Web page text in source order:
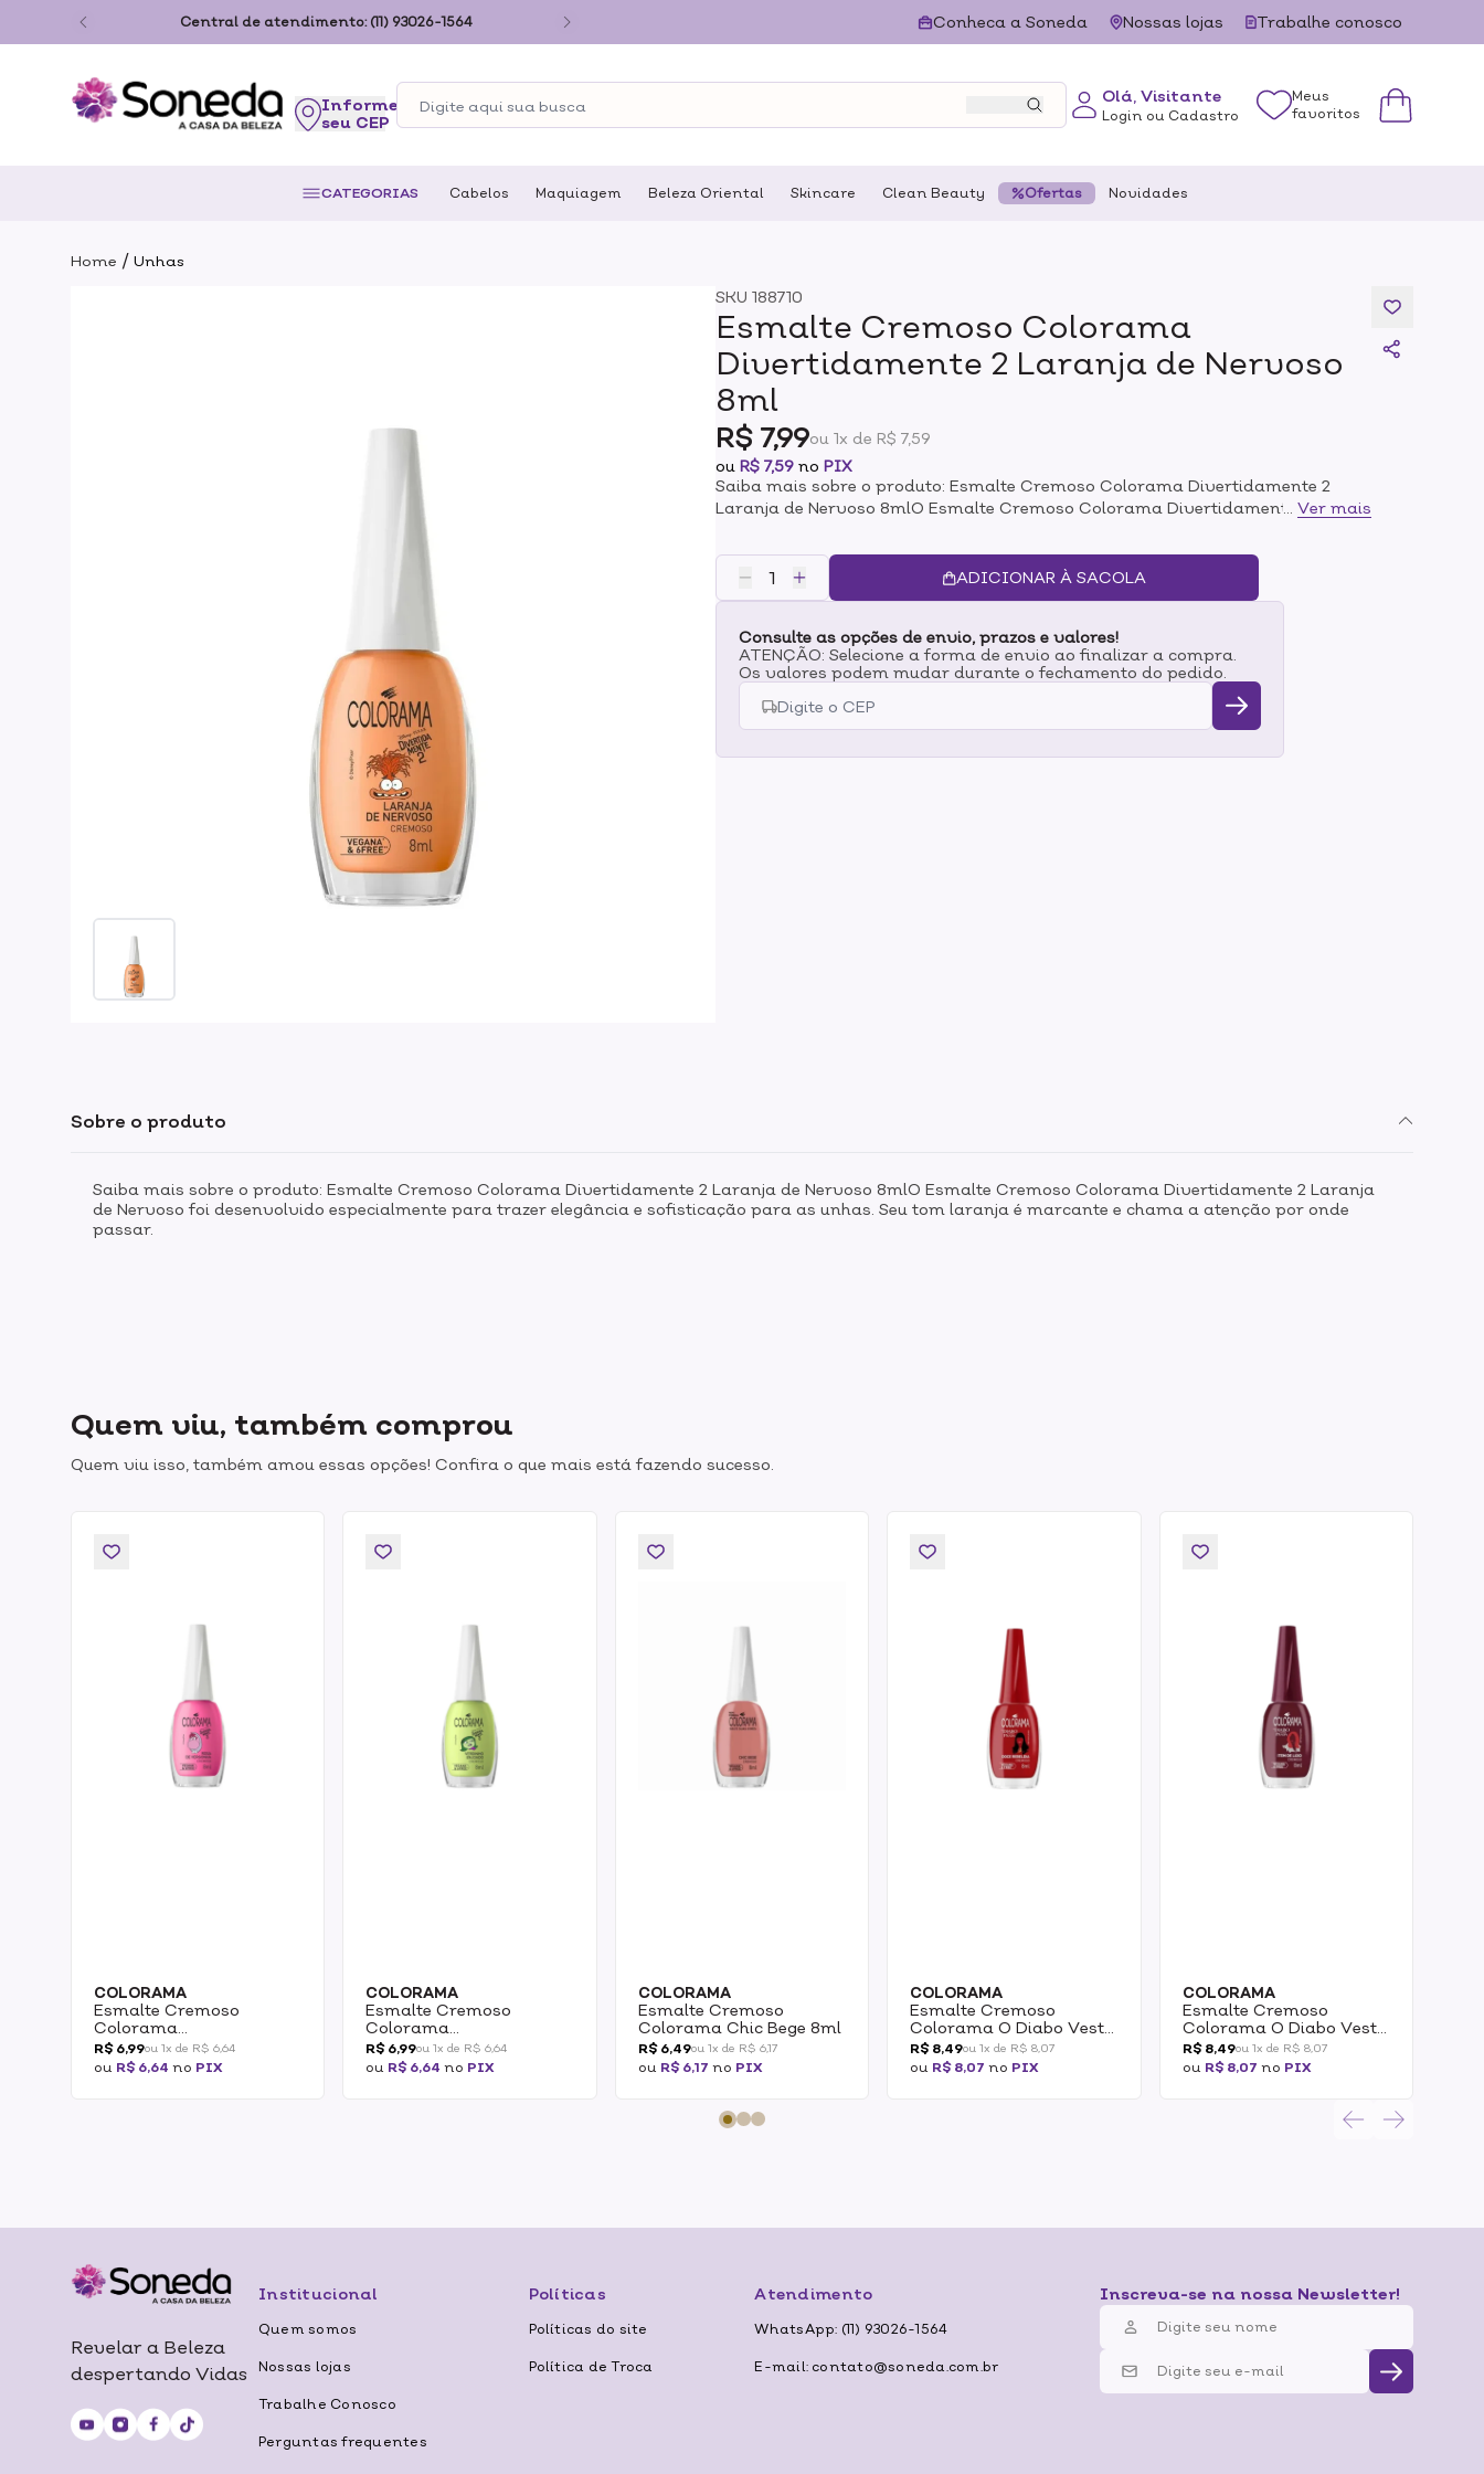
Central de atendimento: (11) 93026-1564 Conheca a Soneda Nossas lojas Trabalhe conosco
seu CEP
Olá, Visitante
Login ou Cadastro
Meus
favoritos
CATEGORIAS Cabelos Maquiagem Beleza Oriental Skincare Clean Beauty Ofertas Novidades
Home / Unhas
SKU188710
Esmalte Cremoso Colorama
Divertidamente 2 Laranja de Nervoso
8ml
R$ 7,99ou 1x de R$ 7,59
ouR$ 7,59 noPIX
Saiba mais sobre o produto: Esmalte Cremoso Colorama Divertidamente 2
Laranja de Nervoso 8mlO Esmalte Cremoso Colorama Divertidamente 2
sofisticação para as unhas. Seu tom laranja é marcante e chama a atenção
por onde passar.
Ver mais
ADICIONAR À SACOLA
Consulte as opções de envio, prazos e valores!
ATENÇÃO: Selecione a forma de envio ao finalizar a compra.
Os valores podem mudar durante o fechamento do pedido.
Sobre o produto
Saiba mais sobre o produto: Esmalte Cremoso Colorama Divertidamente 2 Laranja de Nervoso 8mlO Esmalte Cremoso Colorama Divertidamente 2 Laranja
de Nervoso foi desenvolvido especialmente para trazer elegância e sofisticação para as unhas. Seu tom laranja é marcante e chama a atenção por onde
passar.
Quem viu, também comprou
Quem viu isso, também amou essas opções! Confira o que mais está fazendo sucesso.
COLORAMA
Esmalte Cremoso
Colorama
Divertidamente 2 Rosa
De Vergonha 8ml
R$ 6,99ou 1x de R$ 6,64
ou R$ 6,64 no PIX
COLORAMA
Esmalte Cremoso
Colorama
Divertidamente 2
Verdinho Enjoado 8ml
R$ 6,99ou 1x de R$ 6,64
ou R$ 6,64 no PIX
COLORAMA
Esmalte Cremoso
Colorama Chic Bege 8ml
R$ 6,49ou 1x de R$ 6,17
ou R$ 6,17 no PIX
COLORAMA
Esmalte Cremoso
Colorama O Diabo Veste
Prada Doce Rebeldia 8ml
R$ 8,49ou 1x de R$ 8,07
ou R$ 8,07 no PIX
COLORAMA
Esmalte Cremoso
Colorama O Diabo Veste
Prada Item De Luxo 8ml
R$ 8,49ou 1x de R$ 8,07
ou R$ 8,07 no PIX
Revelar a Beleza
despertando Vidas
Institucional
Quem somos
Nossas lojas
Trabalhe Conosco
Perguntas frequentes
Políticas
Políticas do site
Política de Troca
Atendimento
WhatsApp: (11) 93026-1564
E-mail: contato@soneda.com.br
Inscreva-se na nossa Newsletter!